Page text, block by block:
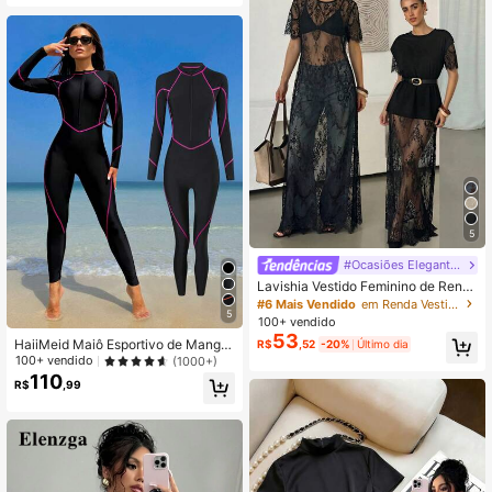
5
HaiiMeid Maiô Esportivo de Manga
Longa com Zíper e Recorte Contras
tante de Cor Sólida, Férias de Verão
na Praia
100+ vendido (1000+)
R$110 ,99
5
#Ocasiões Elegantes
Lavishia Vestido Feminino de Rend
a Transparente com Gola Redonda
e Manga Curta
#6 Mais Vendido
em Renda Vestidos Femininos
100+ vendido
R$53,52 -20% Último dia